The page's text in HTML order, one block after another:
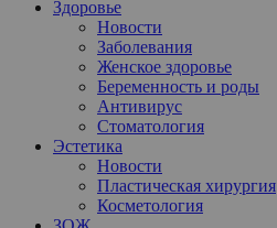
Здоровье
Новости
Заболевания
Женское здоровье
Беременность и роды
Антивирус
Стоматология
Эстетика
Новости
Пластическая хирургия
Косметология